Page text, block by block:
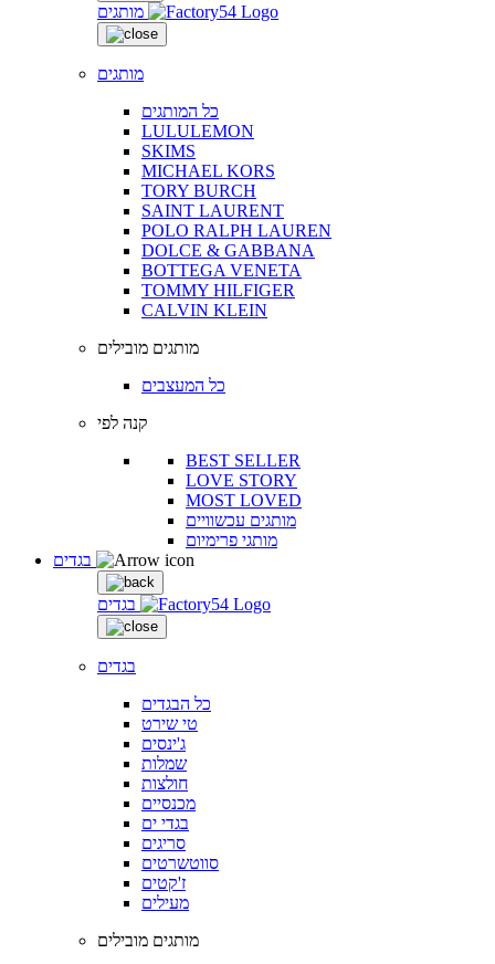
מותגים
מותגים
כל המותגים
LULULEMON
SKIMS
MICHAEL KORS
TORY BURCH
SAINT LAURENT
POLO RALPH LAUREN
DOLCE & GABBANA
BOTTEGA VENETA
TOMMY HILFIGER
CALVIN KLEIN
מותגים מובילים
כל המעצבים
קנה לפי
BEST SELLER
LOVE STORY
MOST LOVED
מותגים עכשוויים
מותגי פרימיום
בגדים
בגדים
כל הבגדים
טי שירט
ג'ינסים
שמלות
חולצות
מכנסיים
בגדי ים
סריגים
סווטשרטים
ז'קטים
מעילים
מותגים מובילים